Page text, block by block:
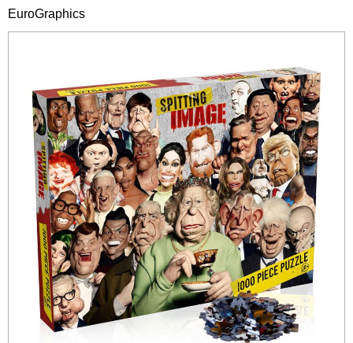
EuroGraphics